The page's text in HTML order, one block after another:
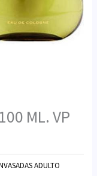
ML. VP
ADULTO